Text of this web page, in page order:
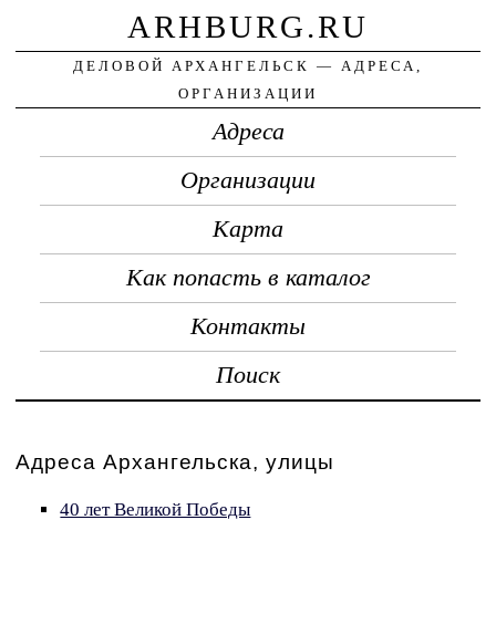
ARHBURG.RU
ДЕЛОВОЙ АРХАНГЕЛЬСК — АДРЕСА,
ОРГАНИЗАЦИИ
Адреса
Организации
Карта
Как попасть в каталог
Контакты
Поиск
Адреса Архангельска, улицы
40 лет Великой Победы